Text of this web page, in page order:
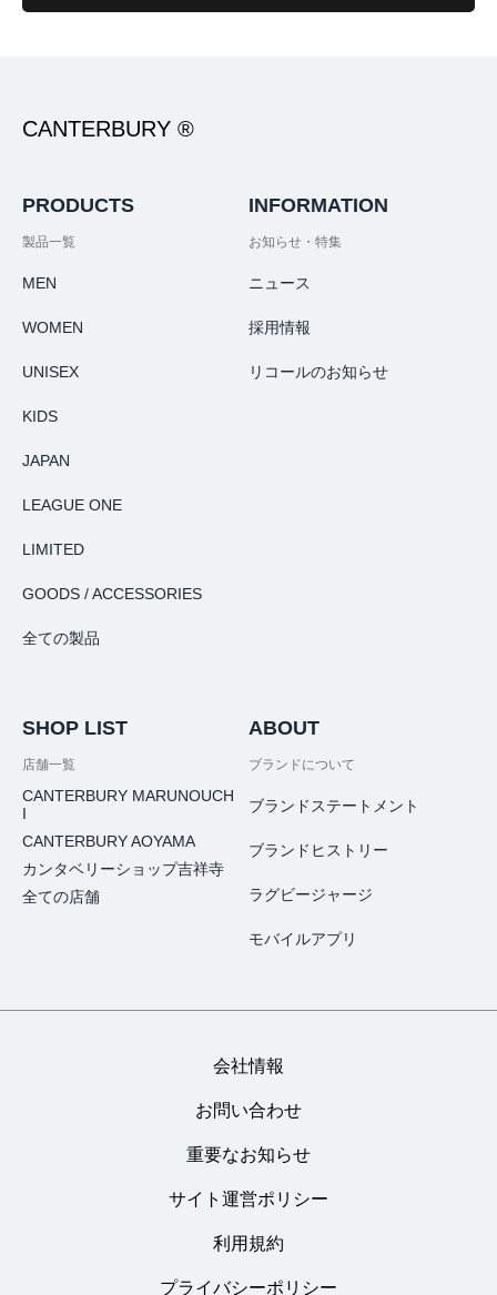
CANTERBURY ®
PRODUCTS
製品一覧
MEN
WOMEN
UNISEX
KIDS
JAPAN
LEAGUE ONE
LIMITED
GOODS / ACCESSORIES
全ての製品
INFORMATION
お知らせ・特集
ニュース
採用情報
リコールのお知らせ
SHOP LIST
店舗一覧
CANTERBURY MARUNOUCH
I
CANTERBURY AOYAMA
カンタベリーショップ吉祥寺
全ての店舗
ABOUT
ブランドについて
ブランドステートメント
ブランドヒストリー
ラグビージャージ
モバイルアプリ
会社情報
お問い合わせ
重要なお知らせ
サイト運営ポリシー
利用規約
プライバシーポリシー